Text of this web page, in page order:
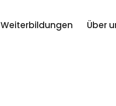
Weiterbildungen Über